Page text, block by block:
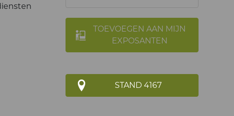
TOEVOEGEN AAN MIJN
EXPOSANTEN
STAND 4167